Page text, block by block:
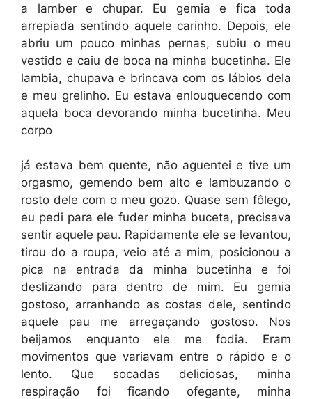
a lamber e chupar. Eu gemia e fica toda
arrepiada sentindo aquele carinho. Depois, ele
abriu um pouco minhas pernas, subiu o meu
vestido e caiu de boca na minha bucetinha. Ele
lambia, chupava e brincava com os lábios dela
e meu grelinho. Eu estava enlouquecendo com
aquela boca devorando minha bucetinha. Meu
corpo
já estava bem quente, não aguentei e tive um
orgasmo, gemendo bem alto e lambuzando o
rosto dele com o meu gozo. Quase sem fôlego,
eu pedi para ele fuder minha buceta, precisava
sentir aquele pau. Rapidamente ele se levantou,
tirou do a roupa, veio até a mim, posicionou a
pica na entrada da minha bucetinha e foi
deslizando para dentro de mim. Eu gemia
gostoso, arranhando as costas dele, sentindo
aquele pau me arregaçando gostoso. Nos
beijamos enquanto ele me fodia. Eram
movimentos que variavam entre o rápido e o
lento. Que socadas deliciosas, minha
respiração foi ficando ofegante, minha